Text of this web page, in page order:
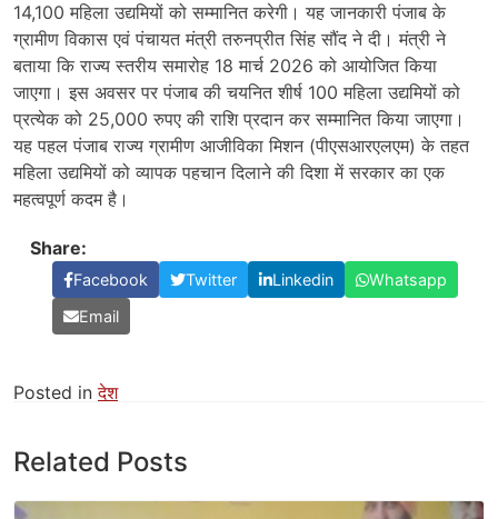
14,100 महिला उद्यमियों को सम्मानित करेगी। यह जानकारी पंजाब के
ग्रामीण विकास एवं पंचायत मंत्री तरुनप्रीत सिंह सौंद ने दी। मंत्री ने
बताया कि राज्य स्तरीय समारोह 18 मार्च 2026 को आयोजित किया
जाएगा। इस अवसर पर पंजाब की चयनित शीर्ष 100 महिला उद्यमियों को
प्रत्येक को 25,000 रुपए की राशि प्रदान कर सम्मानित किया जाएगा।
यह पहल पंजाब राज्य ग्रामीण आजीविका मिशन (पीएसआरएलएम) के तहत
महिला उद्यमियों को व्यापक पहचान दिलाने की दिशा में सरकार का एक
महत्वपूर्ण कदम है।
Share:
Facebook Twitter Linkedin
Whatsapp
Email
Posted inदेश
Related Posts